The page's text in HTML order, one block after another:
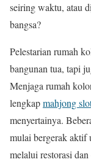
seiring waktu, atau
bangsa?
Pelestarian rumah
bangunan tua, tapi
Menjaga rumah
lengkapmahjong
menyertainya.
mulai bergerak aktif
melalui restorasi